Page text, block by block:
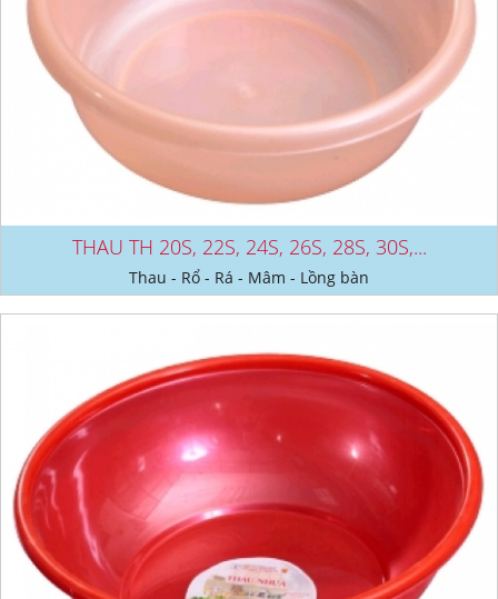
THAU TH 20S, 22S, 24S, 26S, 28S, 30S,...
Thau - Rổ - Rá - Mâm - Lồng bàn